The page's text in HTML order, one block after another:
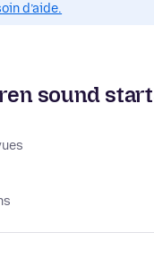
d’aide.
sound